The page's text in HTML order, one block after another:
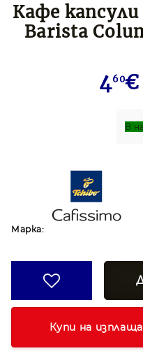
Кафе
Barista
460€
В
Марка:
Купи на